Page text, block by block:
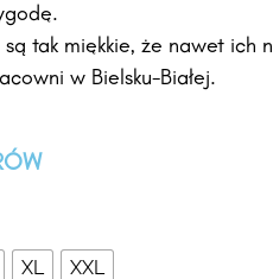
są tak miękkie, że nawet ich
w Bielsku-Białej.
XL XXL